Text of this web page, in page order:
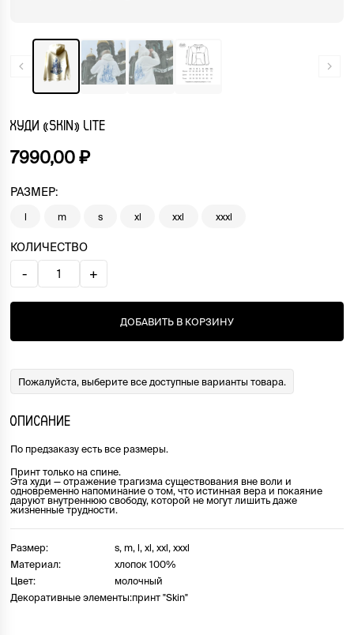
ХУДИ «SKIN» LITE
7990,00₽
РАЗМЕР:
l m s xl xxl xxxl
КОЛИЧЕСТВО
- +
ДОБАВИТЬ В КОРЗИНУ
Пожалуйста, выберите все доступные варианты товара.
ОПИСАНИЕ
По предзаказу есть все размеры.
Принт только на спине.
Эта худи — отражение трагизма существования вне воли и
одновременно напоминание о том, что истинная вера и покаяние
даруют внутреннюю свободу, которой не могут лишить даже
жизненные трудности.
Размер:
s, m, l, xl, xxl, xxxl
Материал:
хлопок 100%
Цвет:
молочный
Декоративные элементы:принт "Skin"